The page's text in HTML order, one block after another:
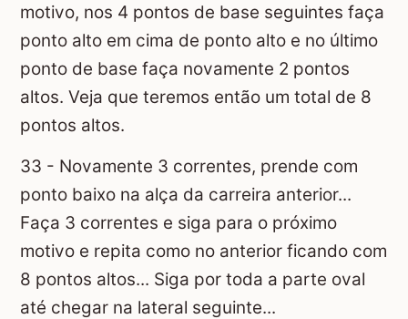
motivo, nos 4 pontos de base seguintes faça
ponto alto em cima de ponto alto e no último
ponto de base faça novamente 2 pontos
altos. Veja que teremos então um total de 8
pontos altos.
33 - Novamente 3 correntes, prende com
ponto baixo na alça da carreira anterior...
Faça 3 correntes e siga para o próximo
motivo e repita como no anterior ficando com
8 pontos altos... Siga por toda a parte oval
até chegar na lateral seguinte...